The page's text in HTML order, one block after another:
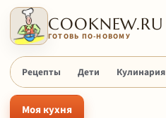
COOKNEW.RU
ГОТОВЬ ПО-НОВОМУ
Рецепты Дети Кулинария
Моя кухня